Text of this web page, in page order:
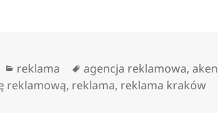
Kategorie
reklama Tagi
agencja reklamowa,
reklamową, reklama, reklama kraków